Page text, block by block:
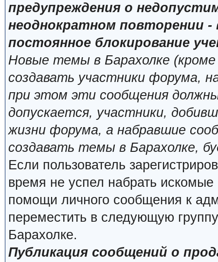
предупреждения о
неоднократном повторении
постоянное блокирование
Новые темы в Барахолке
создавать участники форума,
при этом эти сообщения
допускается, участники,
жизни форума, а набравшие
создавать темы в Барахолке,
Если пользователь
время не успел набрать
помощи личного сообщения к
переместить в следующую
Барахолке.
Публикация сообщений о